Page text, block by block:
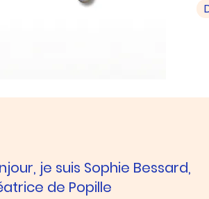
je suis Sophie Bessard,
de Popille